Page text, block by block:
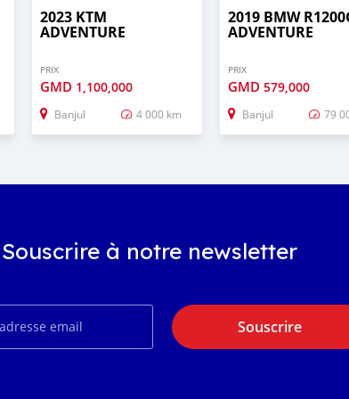
2023 KTM
ADVENTURE
PRIX
GMD 1,100,000
Banjul 4 000 km
2019 BMW
ADVENTURE
PRIX
GMD 579,000
Banjul 79
Souscrire à notre newsletter
Souscrire